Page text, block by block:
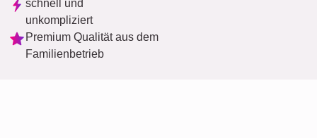
schnell und
unkompliziert
Premium Qualität aus dem
Familienbetrieb